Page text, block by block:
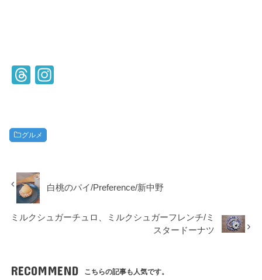
T
a
s
グルメ
白桃のパイ/Preference/新中野
ミルクシュガーチュロ、ミルクシュガーフレンチ/ミ
スタードーナツ
RECOMMEND こちらの記事も人気です。